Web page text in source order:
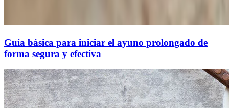
Guía básica para iniciar el ayuno prolongado de
forma segura y efectiva